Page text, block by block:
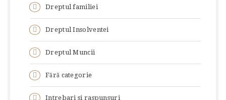
Dreptul familiei
Dreptul Insolventei
Dreptul Muncii
Fără categorie
Intrebari si raspunsuri